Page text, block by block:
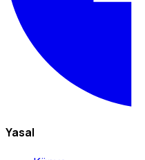
Yasal